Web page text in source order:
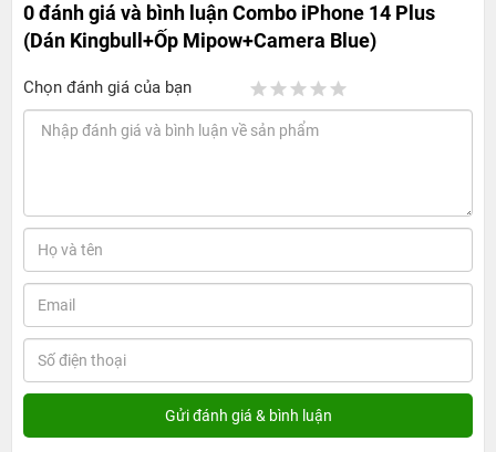
0 đánh giá và bình luậnCombo iPhone 14 Plus
(Dán Kingbull+Ốp Mipow+Camera Blue)
Chọn đánh giá của bạn